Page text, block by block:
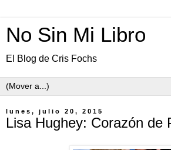
No Sin Mi Libro
El Blog de Cris Fochs
lunes, julio 20, 2015
Lisa Hughey: Corazón de